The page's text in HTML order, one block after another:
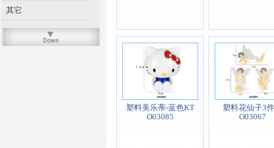
其它
塑料美乐蒂-蓝色KT
O03085
塑料花仙子3
O03067